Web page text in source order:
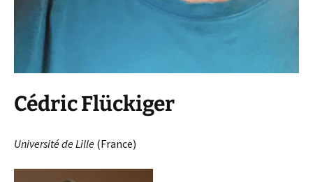
Cédric Flückiger
Université de Lille (France)